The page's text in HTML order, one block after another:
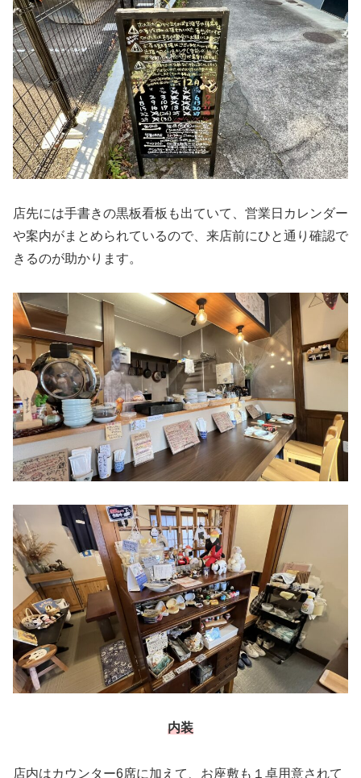
店先には手書きの黒板看板も出ていて、営業日カレンダー
や案内がまとめられているので、来店前にひと通り確認で
きるのが助かります。
内装
店内はカウンター6席に加えて、お座敷も１卓用意されて